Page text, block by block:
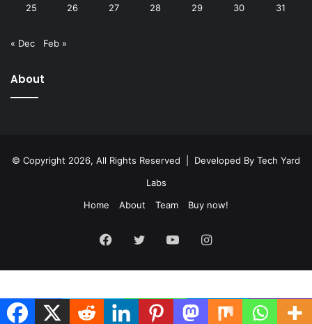
25 26 27 28 29 30 31
« Dec Feb »
About
© Copyright 2026, All Rights Reserved | Developed By Tech Yard
Labs
Home
About Team Buy now!
Facebook
Twitter YouTubeInstagram